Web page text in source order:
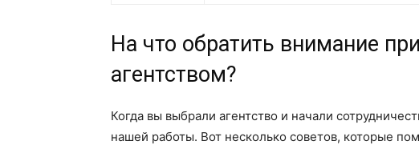
На что обратить внимание
агентством?
Когда вы выбрали агентство и начали
нашей работы. Вот несколько советов, которые